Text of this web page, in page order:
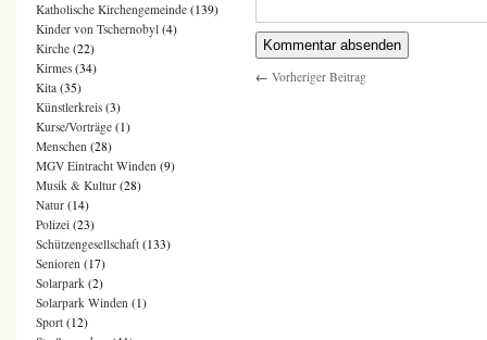
← Vorheriger Beitrag
Katholische Kirchengemeinde (139)
Kinder von Tschernobyl (4)
Kirche (22)
Kirmes (34)
Kita (35)
Künstlerkreis (3)
Kurse/Vorträge (1)
Menschen (28)
MGV Eintracht Winden (9)
Musik & Kultur (28)
Natur (14)
Polizei (23)
Schützengesellschaft (133)
Senioren (17)
Solarpark (2)
Solarpark Winden (1)
Sport (12)